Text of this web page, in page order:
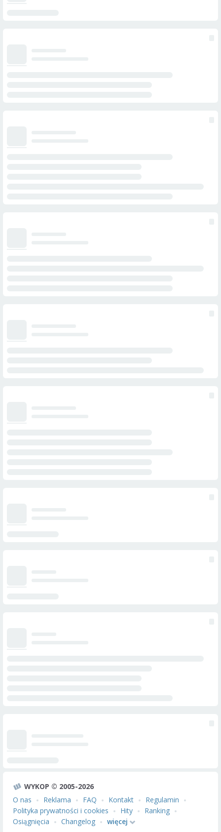
WYKOP © 2005-2026
O nas
Reklama FAQ Kontakt
Regulamin
Polityka prywatności i cookies
Hity
Ranking
Osiągnięcia
Changelog więcej